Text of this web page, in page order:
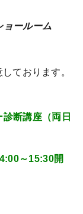
ョールーム
ております。
断講座（両日
～15:30開